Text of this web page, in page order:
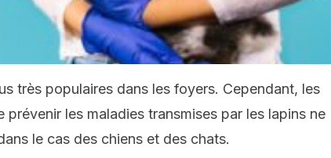
très populaires dans les foyers. Cependant, les
les maladies transmises par les lapins ne
le cas des chiens et des chats.